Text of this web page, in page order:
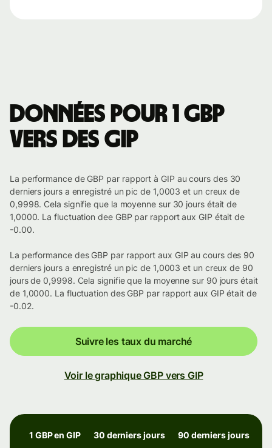
Données pour 1 GBP
vers des GIP
La performance de GBP par rapport à GIP au cours des 30
derniers jours a enregistré un pic de 1,0003 et un creux de
0,9998. Cela signifie que la moyenne sur 30 jours était de
1,0000. La fluctuation dee GBP par rapport aux GIP était de
-0.00.
La performance des GBP par rapport aux GIP au cours des 90
derniers jours a enregistré un pic de 1,0003 et un creux de 90
jours de 0,9998. Cela signifie que la moyenne sur 90 jours était
de 1,0000. La fluctuation des GBP par rapport aux GIP était de
-0.02.
Suivre les taux du marché
Voir le graphique GBP vers GIP
1 GBP en GIP 30 derniers jours 90 derniers jours